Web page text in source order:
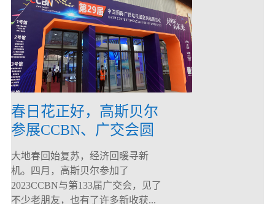
春日花正好，高斯贝尔
参展CCBN、广交会圆
满落幕！
大地春回始复苏，经济回暖寻新
机。四月，高斯贝尔参加了
2023CCBN与第133届广交会，见了
不少老朋友，也有了许多新收获...